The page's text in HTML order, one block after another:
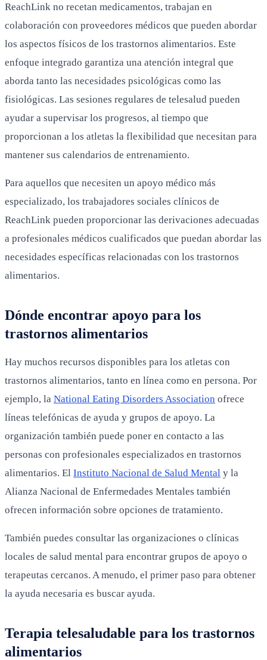
ReachLink no recetan medicamentos, trabajan en
colaboración con proveedores médicos que pueden abordar
los aspectos físicos de los trastornos alimentarios. Este
enfoque integrado garantiza una atención integral que
aborda tanto las necesidades psicológicas como las
fisiológicas. Las sesiones regulares de telesalud pueden
ayudar a supervisar los progresos, al tiempo que
proporcionan a los atletas la flexibilidad que necesitan para
mantener sus calendarios de entrenamiento.
Para aquellos que necesiten un apoyo médico más
especializado, los trabajadores sociales clínicos de
ReachLink pueden proporcionar las derivaciones adecuadas
a profesionales médicos cualificados que puedan abordar las
necesidades específicas relacionadas con los trastornos
alimentarios.
Dónde encontrar apoyo para los
trastornos alimentarios
Hay muchos recursos disponibles para los atletas con
trastornos alimentarios, tanto en línea como en persona. Por
ejemplo, la National Eating Disorders Association ofrece
líneas telefónicas de ayuda y grupos de apoyo. La
organización también puede poner en contacto a las
personas con profesionales especializados en trastornos
alimentarios. El Instituto Nacional de Salud Mental y la
Alianza Nacional de Enfermedades Mentales también
ofrecen información sobre opciones de tratamiento.
También puedes consultar las organizaciones o clínicas
locales de salud mental para encontrar grupos de apoyo o
terapeutas cercanos. A menudo, el primer paso para obtener
la ayuda necesaria es buscar ayuda.
Terapia telesaludable para los trastornos
alimentarios